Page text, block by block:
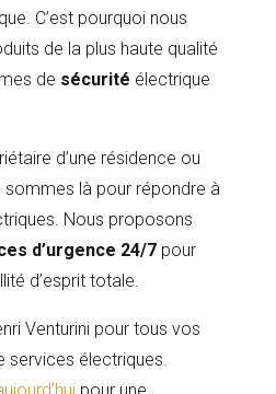
C’est pourquoi nous
de la plus haute qualité
de sécurité électrique
d’une résidence ou
sommes là pour répondre à
Nous proposons
d’urgence 24/7pour
d’esprit totale.
Venturini pour tous vos
services électriques.